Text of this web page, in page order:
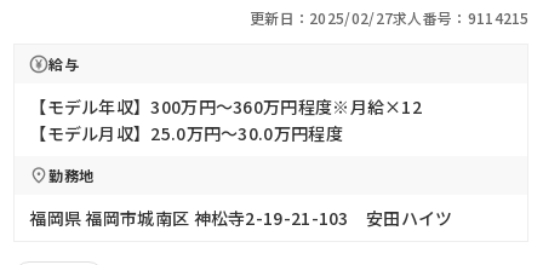
更新日：2025/02/27求人番号：9114215
給与
【モデル年収】300万円〜360万円程度※月給×12
【モデル月収】25.0万円〜30.0万円程度
勤務地
福岡県 福岡市城南区 神松寺2-19-21-103 安田ハイツ